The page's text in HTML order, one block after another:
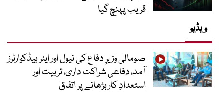
قریب پہنچ گیا
ویڈیو
صومالی وزیرِ دفاع کی نیول اور ایئر ہیڈکوارٹرز
آمد، دفاعی شراکت داری، تربیت اور
استعدادِ کار بڑھانے پر اتفاق